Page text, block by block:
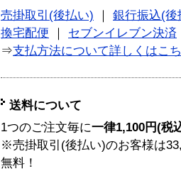
売掛取引(後払い)
銀行振込(後
換宅配便
セブンイレブン決済
⇒支払方法について詳しくはこ
送料について
1つのご注文毎に一律1,100円(税
※売掛取引(後払い)のお客様は
無料！